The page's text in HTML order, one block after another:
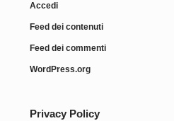
Accedi
Feed dei contenuti
Feed dei commenti
WordPress.org
Privacy Policy